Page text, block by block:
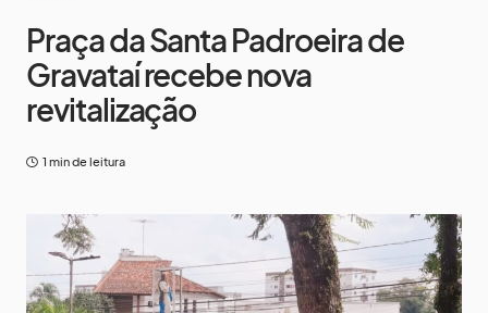
Praça da Santa Padroeira de
Gravataí recebe nova
revitalização
1 min de leitura